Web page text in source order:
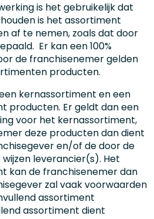
is het gebruikelijk dat
is het assortiment
af te nemen, zoals dat door
Er kan een 100%
de franchisenemer gelden
producten.
kernassortiment en een
producten. Er geldt dan een
voor het kernassortiment,
deze producten dan dient
en/of de door de
leverancier(s). Het
kan de franchisenemer dan
zal vaak voorwaarden
assortiment
assortiment dient